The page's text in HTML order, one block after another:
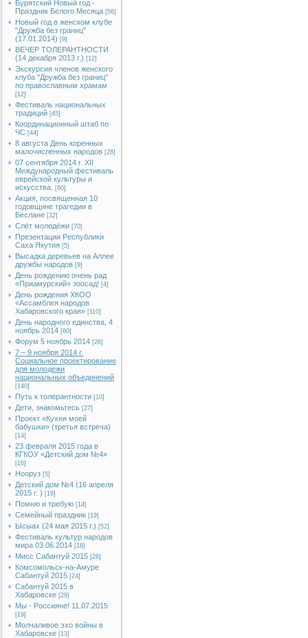
Бурятский Новый год -
Праздник Белого Месяца [56]
Новый год в женском клубе
"Дружба без границ"
(17.01.2014) [9]
ВЕЧЕР ТОЛЕРАНТНОСТИ
(14 декабря 2013 г.) [12]
Экскурсия членов женского
клуба "Дружба без границ"
по православным храмам
[12]
Фестиваль национальных
традиций [45]
Координационный штаб по
ЧС [44]
8 августа День коренных
малочисленных народов [28]
07 сентября 2014 г. XII
Международный фестиваль
еврейской культуры и
искусства.
[60]
Акция, посвященная 10
годовщине трагедии в
Беслане [32]
Слёт молодёжи [70]
Презентации Республики
Саха Якутия [5]
Высадка деревьев на Аллее
дружбы народов [9]
День рождению очень рад
«Приамурский» зоосад! [4]
День рождения ХКОО
«Ассамблея народов
Хабаровского края» [110]
День народного единства, 4
ноябрь 2014 [80]
Форум 5 ноябрь 2014 [26]
7 – 9 ноября 2014 г.
Социальное проектирование
для молодёжи
национальных объединений
[140]
Путь к толерантности [10]
Дети, знакомьтесь [27]
Проект «Кухня моей
бабушки» (третья встреча)
[14]
23 февраля 2015 года в
КГКОУ «Детский дом №4»
[16]
Нооруз [5]
Детский дом №4 (16 апреля
2015 г. ) [19]
Помню и требую [14]
Семейный праздник [19]
Ысыах (24 мая 2015 г.) [52]
Фестиваль культур народов
мира 03.06.2014 [18]
Мисс Сабантуй 2015 [28]
Комсомольск-на-Амуре
Сабантуй 2015 [24]
Сабантуй 2015 в
Хабаровске [29]
Мы - Россияне! 11.07.2015
[19]
Молчаливое эхо войны в
Хабаровске [13]